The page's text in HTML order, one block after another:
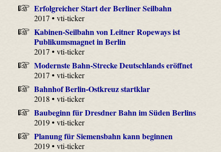
Erfolgreicher Start der Berliner Seilbahn
2017 • vti-ticker
Kabinen-Seilbahn von Leitner Ropeways ist
Publikumsmagnet in Berlin
2017 • vti-ticker
Modernste Bahn-Strecke Deutschlands eröffnet
2017 • vti-ticker
Bahnhof Berlin-Ostkreuz startklar
2018 • vti-ticker
Baubeginn für Dresdner Bahn im Süden Berlins
2019 • vti-ticker
Planung für Siemensbahn kann beginnen
2019 • vti-ticker